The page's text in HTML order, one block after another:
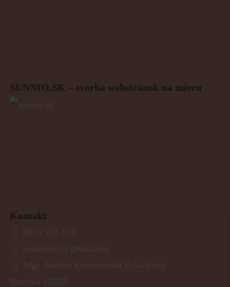
SUNNIO.SK – tvorba webstránok na mieru
Kontakt